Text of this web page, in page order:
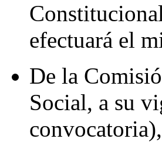
efectuará el
De la
Social, a su